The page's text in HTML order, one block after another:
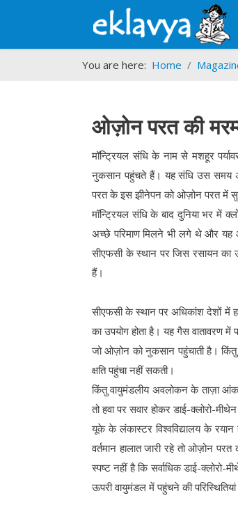
You are here: Home
ओज़ोन परत की
मॉन्ट्रियल संधि के नाम से मशहूर
नुकसान पहुंचते हैं। यह संधि उस समय
परत के इस झीनेपन को ओज़ोन परत में
मॉन्ट्रियल संधि के बाद दुनिया भर में
अच्छे परिमाण मिलने भी लगे थे और यह
सीएफसी के स्थान पर जिस रसायन का
हैं।
सीएफसी के स्थान पर अधिकांश देशों में
का उपयोग होता है। यह गैस वातावरण
जो ओज़ोन को नुकसान पहुंचाती है।
क्षति पहुंचा नहीं सकती।
किंतु वायुमंडलीय अवलोकन के ताज़ा
तो हवा पर सवार होकर डाई-क्लोरो-
यूके के लंकास्टर विश्वविद्यालय के
वर्तमान हालात जारी रहे तो ओज़ोन
स्पष्ट नहीं है कि सर्वाधिक डाई-
ऊपरी वायुमंडल में पहुंचने की